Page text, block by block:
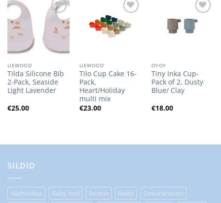
Lisa
soovilisti
LIEWOOD
Tilda Silicone Bib
2-Pack, Seaside
Light Lavender
€25.00
Lisa
soovilisti
LIEWOOD
Tilo Cup Cake 16-
Pack,
Heart/Holiday
multi mix
€23.00
Lisa
OYOY
Tiny Inka Cup-
Pack of 2, Dusty
Blue/ Clay
€18.00
SILDID
Allahindlus Baby bed Beanie Beebi
Dekoratsioon